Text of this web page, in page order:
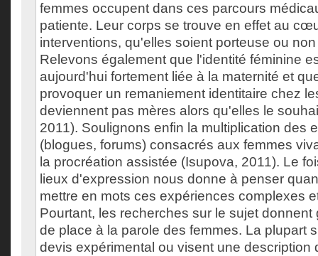
femmes occupent dans ces parcours
patiente. Leur corps se trouve en effet au
interventions, qu'elles soient porteuse ou
Relevons également que l'identité féminine
aujourd'hui fortement liée à la maternité et
provoquer un remaniement identitaire chez
deviennent pas mères alors qu'elles le
2011). Soulignons enfin la multiplication des
(blogues, forums) consacrés aux femmes
la procréation assistée (Isupova, 2011). Le
lieux d'expression nous donne à penser
mettre en mots ces expériences complexes
Pourtant, les recherches sur le sujet donnent
de place à la parole des femmes. La plupart
devis expérimental ou visent une description